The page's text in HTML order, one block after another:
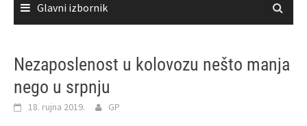
Glavni izbornik
Nezaposlenost u kolovozu nešto manja
nego u srpnju
18. rujna 2019. GP